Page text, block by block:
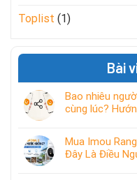
Toplist (1)
Bài
Bao nhiêu
cùng lúc?
Mua Imou
Đây Là Điều